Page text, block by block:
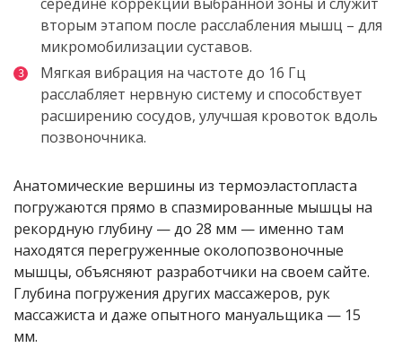
вторым этапом после расслабления мышц – для
микромобилизации суставов.
Мягкая вибрация на частоте до 16 Гц
расслабляет нервную систему и способствует
расширению сосудов, улучшая кровоток вдоль
позвоночника.
Анатомические вершины из термоэластопласта
погружаются прямо в спазмированные мышцы на
рекордную глубину — до 28 мм — именно там
находятся перегруженные околопозвоночные
мышцы, объясняют разработчики на своем сайте.
Глубина погружения других массажеров, рук
массажиста и даже опытного мануальщика — 15
мм.